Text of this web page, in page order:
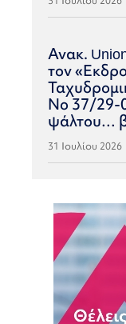
Ανακ.
τον
Νο 37/29-
ψάλτου…
31 Ιουλίου 2026